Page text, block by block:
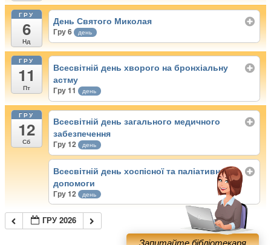
ГРУ
6
Нд
День Святого Миколая
Гру 6 день
ГРУ
11
Пт
Всесвітній день хворого на бронхіальну
астму
Гру 11 день
ГРУ
12
Сб
Всесвітній день загального медичного
забезпечення
Гру 12 день
Всесвітній день хоспісної та паліативної
допомоги
Гру 12 день
ГРУ 2026